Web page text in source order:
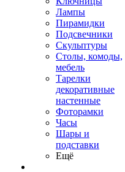
Лампы
Пирамидки
Подсвечники
Скульптуры
Столы, комоды,
мебель
Тарелки
декоративные
настенные
Фоторамки
Часы
Шары и
подставки
Ещё